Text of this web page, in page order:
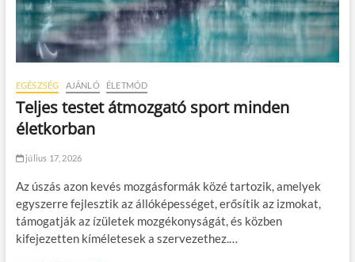
EGÉSZSÉG AJÁNLÓ ÉLETMÓD
Teljes testet átmozgató sport minden
életkorban
július 17, 2026
Az úszás azon kevés mozgásformák közé tartozik, amelyek
egyszerre fejlesztik az állóképességet, erősítik az izmokat,
támogatják az ízületek mozgékonyságát, és közben
kifejezetten kíméletesek a szervezethez.…